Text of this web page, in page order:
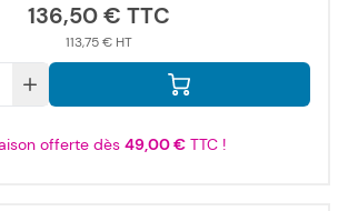
136,50 €
113,75 €
offerte dès 49,00 €TTC !